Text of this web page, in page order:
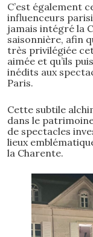
C’est également
influenceurs
jamais intégré la
saisonnière, afin
très privilégiée
aimée et qu’ils
inédits aux
Paris.
Cette subtile
dans le
de spectacles
lieux
la Charente.